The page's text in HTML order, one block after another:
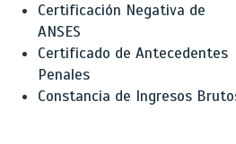
Certificación Negativa de
ANSES
Certificado de Antecedentes
Penales
Constancia de Ingresos